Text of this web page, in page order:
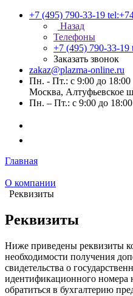
+7 (495) 790-33-19
Назад
Телефоны
+7 (495) 790-33-19
Заказать звонок
zakaz@plazma-online.ru
Пн. - Пт.: с 9:00 до 18:00
Москва, Алтуфьевское
Пн. – Пт.: с 9:00 до 18:00
Главная
О компании
Реквизиты
Реквизиты
Ниже приведены реквизиты
необходимости получения
свидетельства о
идентификационного номера
обратиться в бухгалтерию